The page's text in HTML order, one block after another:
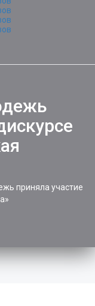
приняла участие